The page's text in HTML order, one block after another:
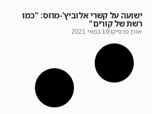
ישועה על קשרי אלוביץ'-מוזס: "כמו
רשת של קורים"
אורן פרסיקו 19 במאי 2021